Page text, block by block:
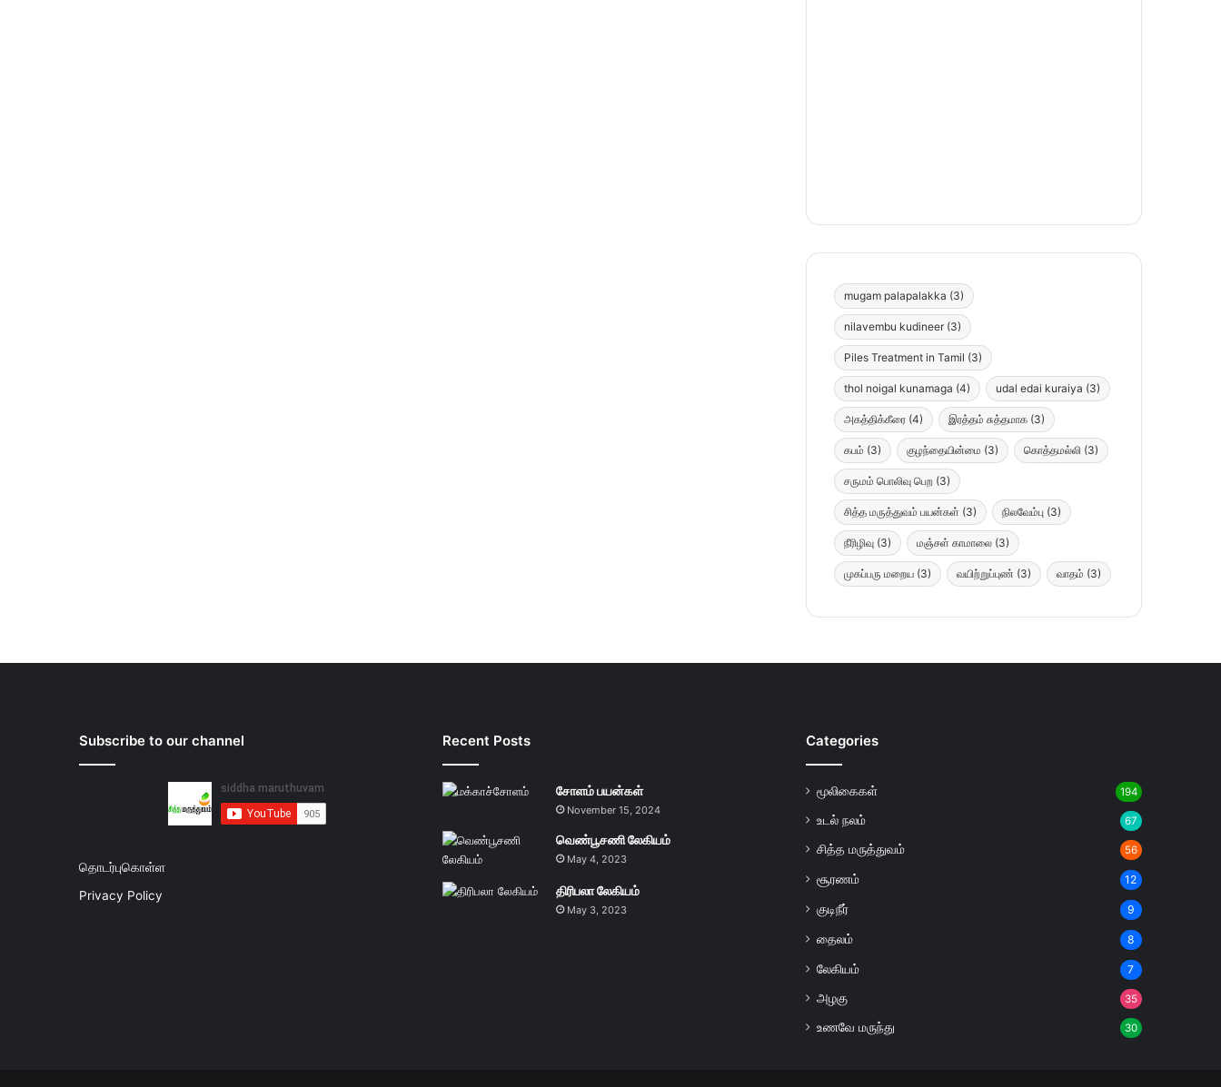
mugam palapalakka (3)
nilavembu kudineer (3)
Piles Treatment in Tamil (3)
thol noigal kunamaga (4) udal edai kuraiya (3)
அகத்திக்கீரை (4) இரத்தம் சுத்தமாக (3)
கபம் (3) குழந்தையின்மை (3) கொத்தமல்லி (3)
சருமம் பொலிவு பெற (3)
சித்த மருத்துவம் பயன்கள் (3) நிலவேம்பு (3)
நீரிழிவு (3) மஞ்சள் காமாலை (3)
முகப்பரு மறைய (3) வயிற்றுப்புண் (3) வாதம் (3)
Subscribe to our channel
தொடர்புகொள்ள
Privacy Policy
Recent Posts
சோளம் பயன்கள்
November 15, 2024
வெண்பூசணி லேகியம்
May 4, 2023
திரிபலா லேகியம்
May 3, 2023
Categories
மூலிகைகள் 194
உடல் நலம் 67
சித்த மருத்துவம் 56
சூரணம் 12
குடிநீர் 9
தைலம் 8
லேகியம் 7
அழகு 35
உணவே மருந்து 30